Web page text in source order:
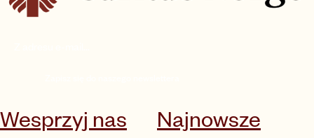
Wesprzyj nas
Najnowsze